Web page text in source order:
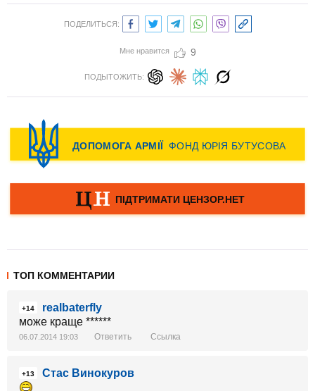
ПОДЕЛИТЬСЯ:
Мне нравится 9
ПОДЫТОЖИТЬ:
ТОП КОММЕНТАРИИ
+14
realbaterfly
може краще ******
06.07.2014 19:03 Ответить Ссылка
+13 Стас Винокуров